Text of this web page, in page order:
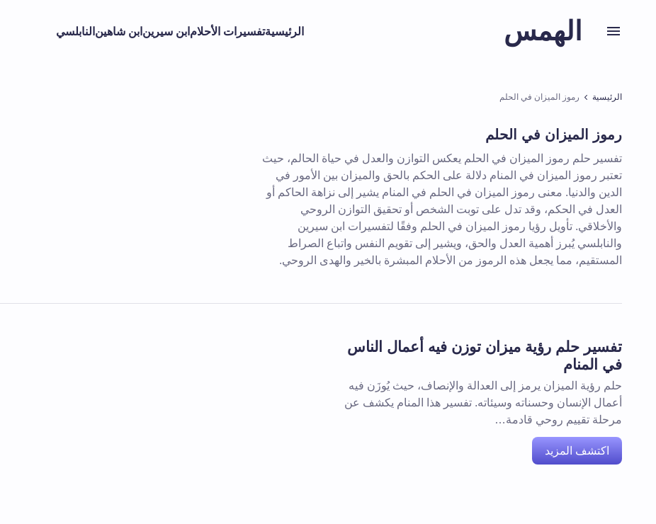
الهمس الرئيسيةتفسيرات الأحلام ابن سيرين ابن شاهين النابلسي
الرئيسية رموز الميزان في الحلم
رموز الميزان في الحلم
تفسير حلم رموز الميزان في الحلم يعكس التوازن والعدل في حياة الحالم، حيث
تعتبر رموز الميزان في المنام دلالة على الحكم بالحق والميزان بين الأمور في
الدين والدنيا. معنى رموز الميزان في الحلم في المنام يشير إلى نزاهة الحاكم أو
العدل في الحكم، وقد تدل على توبت الشخص أو تحقيق التوازن الروحي
والأخلاقي. تأويل رؤيا رموز الميزان في الحلم وفقًا لتفسيرات ابن سيرين
والنابلسي يُبرز أهمية العدل والحق، ويشير إلى تقويم النفس واتباع الصراط
المستقيم، مما يجعل هذه الرموز من الأحلام المبشرة بالخير والهدى الروحي.
تفسير حلم رؤية ميزان توزن فيه أعمال الناس
في المنام
حلم رؤية الميزان يرمز إلى العدالة والإنصاف، حيث يُوزَن فيه
أعمال الإنسان وحسناته وسيئاته. تفسير هذا المنام يكشف عن
مرحلة تقييم روحي قادمة…
اكتشف المزيد